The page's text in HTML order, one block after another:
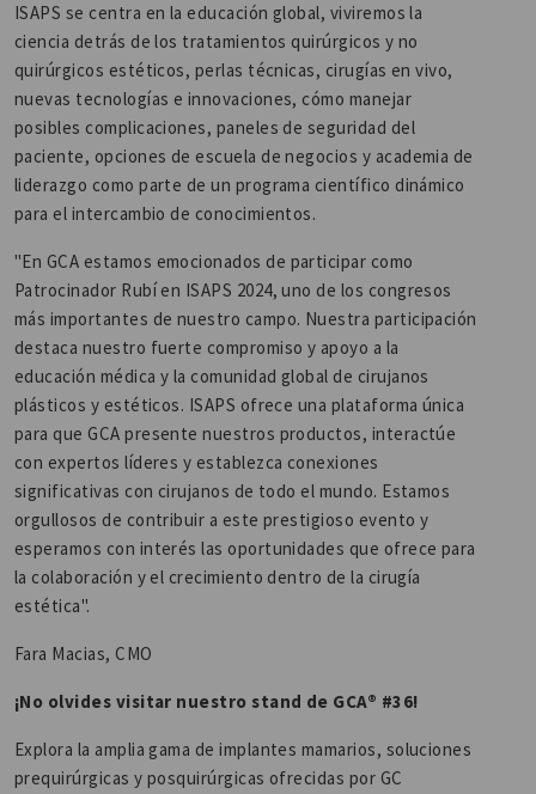
ISAPS se centra en la educación global, viviremos la
ciencia detrás de los tratamientos quirúrgicos y no
quirúrgicos estéticos, perlas técnicas, cirugías en vivo,
nuevas tecnologías e innovaciones, cómo manejar
posibles complicaciones, paneles de seguridad del
paciente, opciones de escuela de negocios y academia de
liderazgo como parte de un programa científico dinámico
para el intercambio de conocimientos.
"En GCA estamos emocionados de participar como
Patrocinador Rubí en ISAPS 2024, uno de los congresos
más importantes de nuestro campo. Nuestra participación
destaca nuestro fuerte compromiso y apoyo a la
educación médica y la comunidad global de cirujanos
plásticos y estéticos. ISAPS ofrece una plataforma única
para que GCA presente nuestros productos, interactúe
con expertos líderes y establezca conexiones
significativas con cirujanos de todo el mundo. Estamos
orgullosos de contribuir a este prestigioso evento y
esperamos con interés las oportunidades que ofrece para
la colaboración y el crecimiento dentro de la cirugía
estética".
Fara Macias, CMO
¡No olvides visitar nuestro stand de GCA® #36!
Explora la amplia gama de implantes mamarios, soluciones
prequirúrgicas y posquirúrgicas ofrecidas por GC